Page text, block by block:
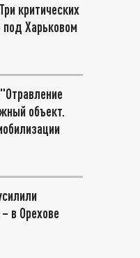
критических
под Харьковом
объект.
в Орехове